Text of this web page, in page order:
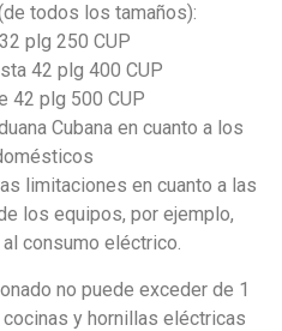
todos los tamaños):
plg 250 CUP
42 plg 400 CUP
42 plg 500 CUP
Cubana en cuanto a los
limitaciones en cuanto a las
los equipos, por ejemplo,
consumo eléctrico.
no puede exceder de 1
y hornillas eléctricas